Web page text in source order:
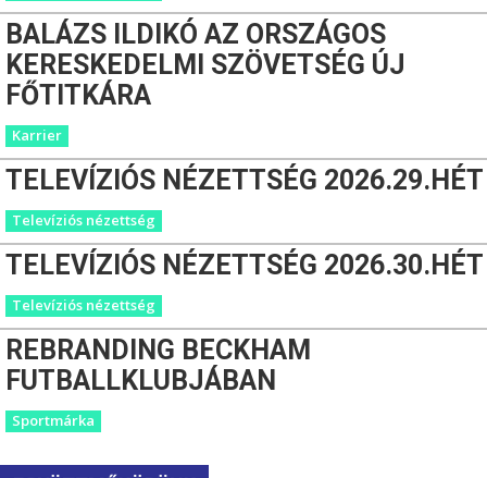
BALÁZS ILDIKÓ AZ ORSZÁGOS
KERESKEDELMI SZÖVETSÉG ÚJ
FŐTITKÁRA
Karrier
TELEVÍZIÓS NÉZETTSÉG 2026.29.HÉT
Televíziós nézettség
TELEVÍZIÓS NÉZETTSÉG 2026.30.HÉT
Televíziós nézettség
REBRANDING BECKHAM
FUTBALLKLUBJÁBAN
Sportmárka